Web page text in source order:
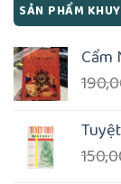
SẢN PHẨM
Cẩm